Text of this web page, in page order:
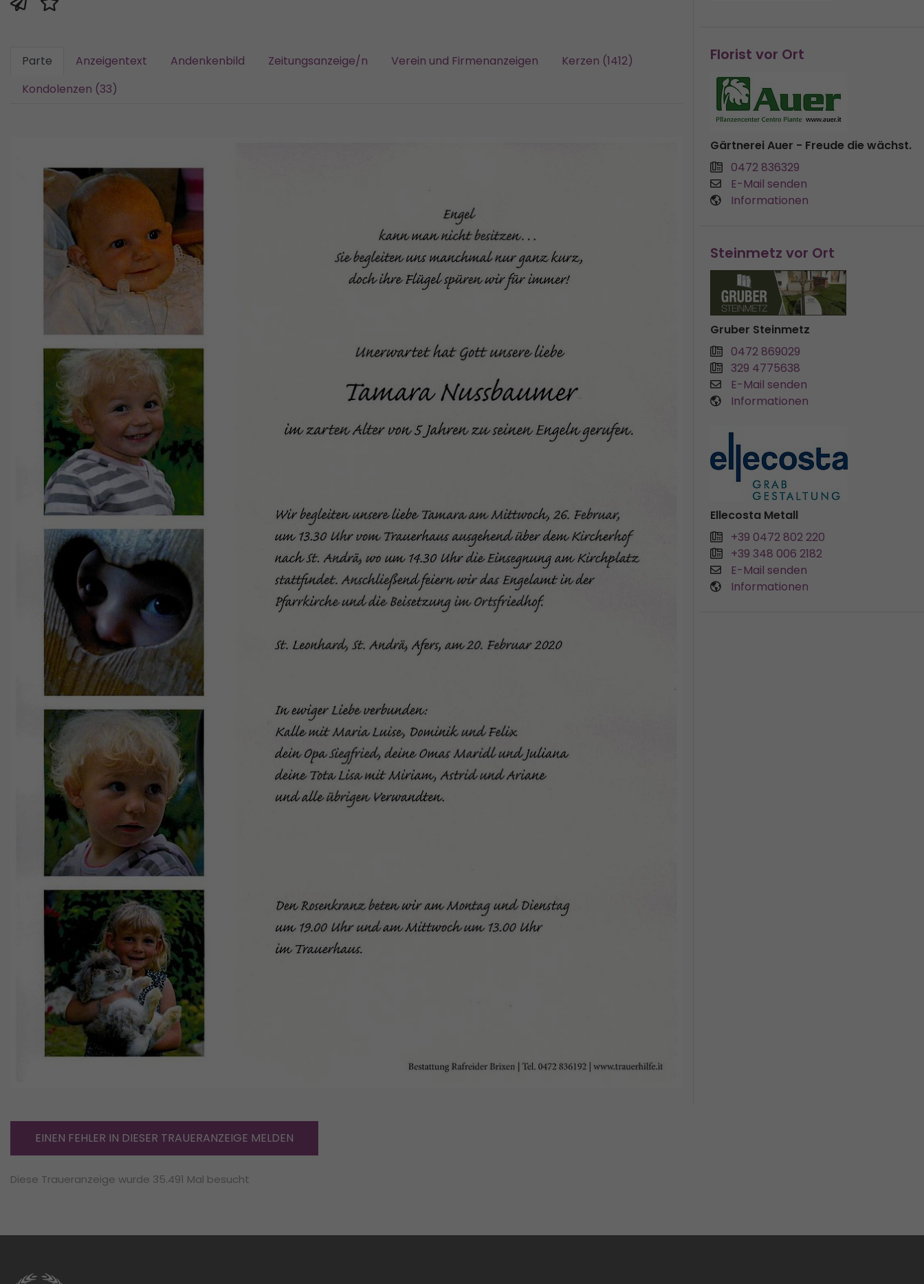
Parte Anzeigentext Andenkenbild Zeitungsanzeige/n Verein und Firmenanzeigen
Kerzen (1412)
Kondolenzen (33)
Florist vor Ort
Gärtnerei Auer - Freude die wächst.
0472 836329
E-Mail senden
Informationen
Steinmetz vor Ort
Gruber Steinmetz
0472 869029
329 4775638
E-Mail senden
Informationen
Ellecosta Metall
+39 0472 802 220
+39 348 006 2182
E-Mail senden
Informationen
EINEN FEHLER IN DIESER TRAUERANZEIGE MELDEN
Diese Traueranzeige wurde 35.491 Mal besucht